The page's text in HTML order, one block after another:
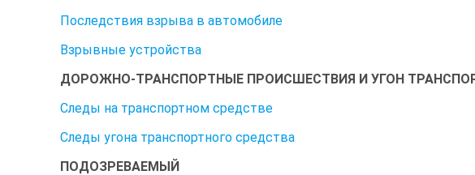
Последствия взрыва в автомобиле
Взрывные устройства
ДОРОЖНО-ТРАНСПОРТНЫЕ ПРОИСШЕСТВИЯ И УГОН
Следы на транспортном средстве
Следы угона транспортного средства
ПОДОЗРЕВАЕМЫЙ